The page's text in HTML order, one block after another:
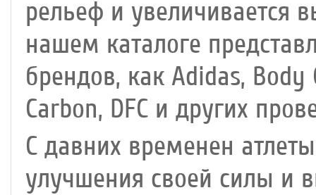
рельеф и увеличивается
нашем каталоге
брендов, как Adidas, Body
Carbon, DFC и других
С давних временен
улучшения своей силы и